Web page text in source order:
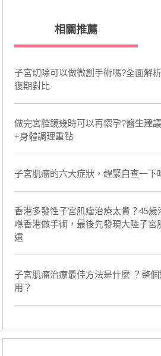
相關推薦
子宮切除可以做微創手術嗎?全面解
復期對比
做完宮腔鏡幾時可以再懷孕?醫生建
+身體調理重點
子宮肌瘤的六大症狀，趕緊自查一下
香港多發性子宮肌瘤治療太貴？45歲
喺香港做手術，最後先發現大陸子宮
遠
子宮肌瘤治療最佳方法是什麼 ？整
用？